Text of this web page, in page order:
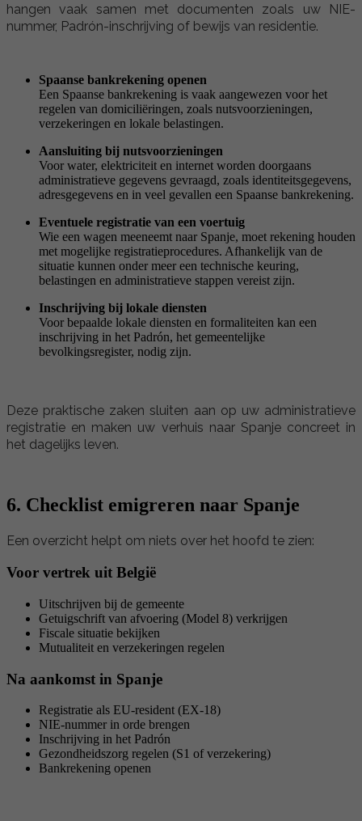
hangen vaak samen met documenten zoals uw NIE-
nummer, Padrón-inschrijving of bewijs van residentie.
Spaanse bankrekening openen
Een Spaanse bankrekening is vaak aangewezen voor het
regelen van domiciliëringen, zoals nutsvoorzieningen,
verzekeringen en lokale belastingen.
Aansluiting bij nutsvoorzieningen
Voor water, elektriciteit en internet worden doorgaans
administratieve gegevens gevraagd, zoals identiteitsgegevens,
adresgegevens en in veel gevallen een Spaanse bankrekening.
Eventuele registratie van een voertuig
Wie een wagen meeneemt naar Spanje, moet rekening houden
met mogelijke registratieprocedures. Afhankelijk van de
situatie kunnen onder meer een technische keuring,
belastingen en administratieve stappen vereist zijn.
Inschrijving bij lokale diensten
Voor bepaalde lokale diensten en formaliteiten kan een
inschrijving in het Padrón, het gemeentelijke
bevolkingsregister, nodig zijn.
Deze praktische zaken sluiten aan op uw administratieve
registratie en maken uw verhuis naar Spanje concreet in
het dagelijks leven.
6. Checklist emigreren naar Spanje
Een overzicht helpt om niets over het hoofd te zien:
Voor vertrek uit België
Uitschrijven bij de gemeente
Getuigschrift van afvoering (Model 8) verkrijgen
Fiscale situatie bekijken
Mutualiteit en verzekeringen regelen
Na aankomst in Spanje
Registratie als EU-resident (EX-18)
NIE-nummer in orde brengen
Inschrijving in het Padrón
Gezondheidszorg regelen (S1 of verzekering)
Bankrekening openen